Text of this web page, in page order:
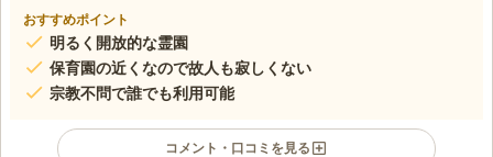
おすすめポイント
明るく開放的な霊園
保育園の近くなので故人も寂しくない
宗教不問で誰でも利用可能
コメント・口コミを見る